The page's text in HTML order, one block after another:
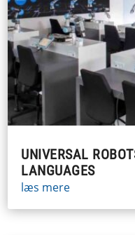
UNIVERSAL
LANGUAGES
læs mere